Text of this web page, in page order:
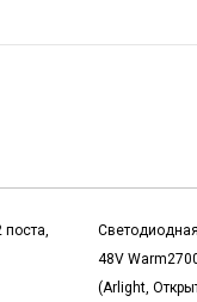
48V
(Arlight,